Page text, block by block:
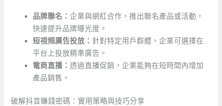
品牌聯名：企業與網紅合作，推出聯名產品或活動，
快速提升品牌曝光度。
短視頻廣告投放： 針對特定用戶群體，企業可選擇在
平台上投放精準廣告。
電商直播：透過直播促銷，企業能夠在短時間內增加
產品銷售。
破解抖音賺錢密碼：實用策略與技巧分享